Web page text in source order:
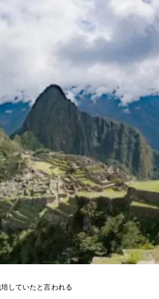
していたと言われる